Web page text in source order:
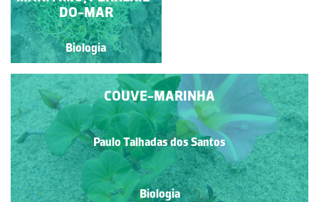
Silva
Biologia
DO-MAR
Biologia
COUVE-MARINHA
Paulo Talhadas dos Santos
Biologia